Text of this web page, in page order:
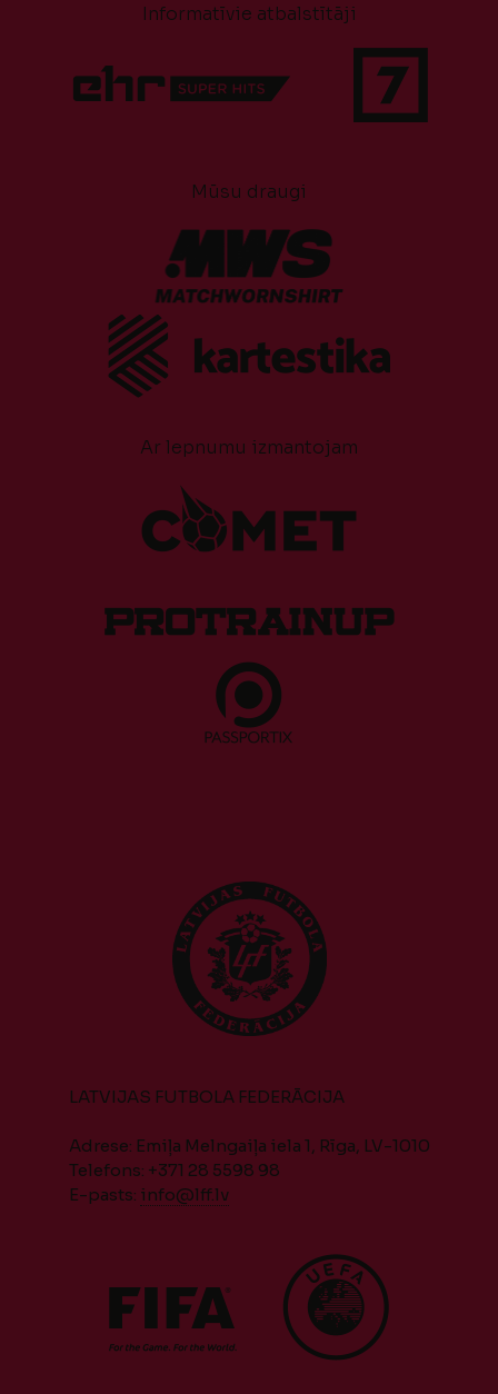
Informatīvie atbalstītāji
Mūsu draugi
Ar lepnumu izmantojam
LATVIJAS FUTBOLA FEDERĀCIJA
Adrese: Emiļa Melngaiļa iela 1, Rīga, LV-1010
Telefons: +371 28 5598 98
E-pasts: info@lff.lv